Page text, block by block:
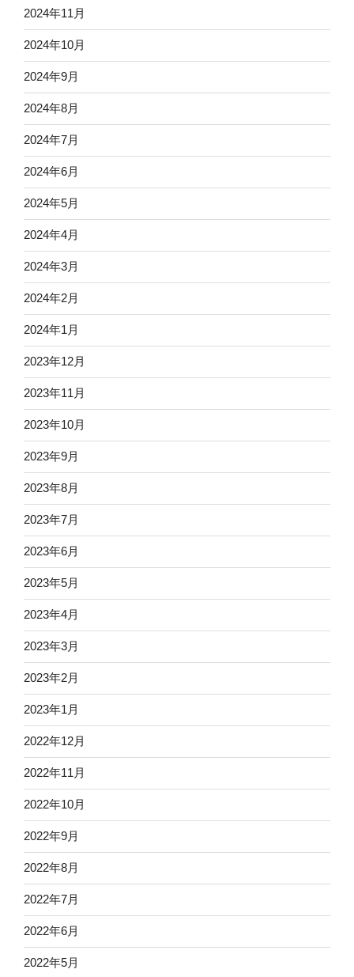
2024年11月
2024年10月
2024年9月
2024年8月
2024年7月
2024年6月
2024年5月
2024年4月
2024年3月
2024年2月
2024年1月
2023年12月
2023年11月
2023年10月
2023年9月
2023年8月
2023年7月
2023年6月
2023年5月
2023年4月
2023年3月
2023年2月
2023年1月
2022年12月
2022年11月
2022年10月
2022年9月
2022年8月
2022年7月
2022年6月
2022年5月